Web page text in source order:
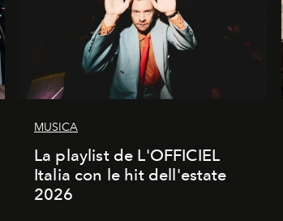
MUSICA
La playlist de L'OFFICIEL
Italia con le hit dell'estate
2026